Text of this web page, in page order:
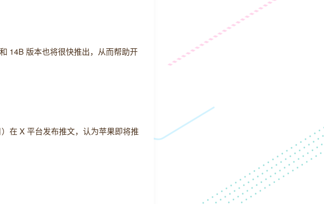
14B 版本也将很快推出，从而帮助开
在 X 平台发布推文，认为苹果即将推